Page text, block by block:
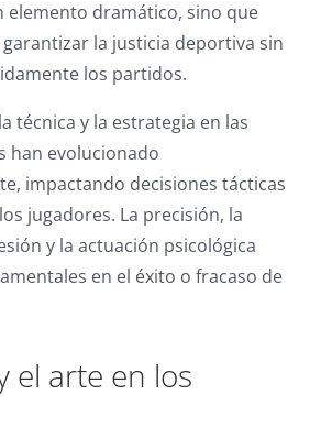
elemento dramático, sino que
la justicia deportiva sin
los partidos.
técnica y la estrategia en las
han evolucionado
impactando decisiones tácticas
jugadores. La precisión, la
y la actuación psicológica
en el éxito o fracaso de
el arte en los